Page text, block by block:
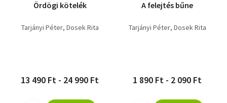
Ördögi kötelék
Tarjányi Péter Dosek Rita
13 490 Ft - 24 990 Ft
A felejtés bűne
Tarjányi Péter Dosek Rita
1 890 Ft - 2 090 Ft